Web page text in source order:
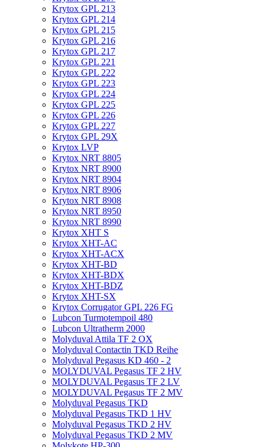
Krytox GPL 213
Krytox GPL 214
Krytox GPL 215
Krytox GPL 216
Krytox GPL 217
Krytox GPL 221
Krytox GPL 222
Krytox GPL 223
Krytox GPL 224
Krytox GPL 225
Krytox GPL 226
Krytox GPL 227
Krytox GPL 29X
Krytox LVP
Krytox NRT 8805
Krytox NRT 8900
Krytox NRT 8904
Krytox NRT 8906
Krytox NRT 8908
Krytox NRT 8950
Krytox NRT 8990
Krytox XHT S
Krytox XHT-AC
Krytox XHT-ACX
Krytox XHT-BD
Krytox XHT-BDX
Krytox XHT-BDZ
Krytox XHT-SX
Krytox Corrugator GPL 226 FG
Lubcon Turmotempoil 480
Lubcon Ultratherm 2000
Molyduval Attila TF 2 OX
Molyduval Contactin TKD Reihe
Molyduval Pegasus KD 460 - 2
MOLYDUVAL Pegasus TF 2 HV
MOLYDUVAL Pegasus TF 2 LV
MOLYDUVAL Pegasus TF 2 MV
Molyduval Pegasus TKD
Molyduval Pegasus TKD 1 HV
Molyduval Pegasus TKD 2 HV
Molyduval Pegasus TKD 2 MV